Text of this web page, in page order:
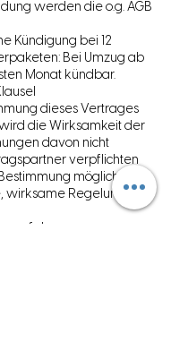
werden die o.g. AGB
Kündigung bei 12
Bei Umzug ab
Monat kündbar.
dieses Vertrages
die Wirksamkeit der
davon nicht
verpflichten
möglichst
Regelung zu